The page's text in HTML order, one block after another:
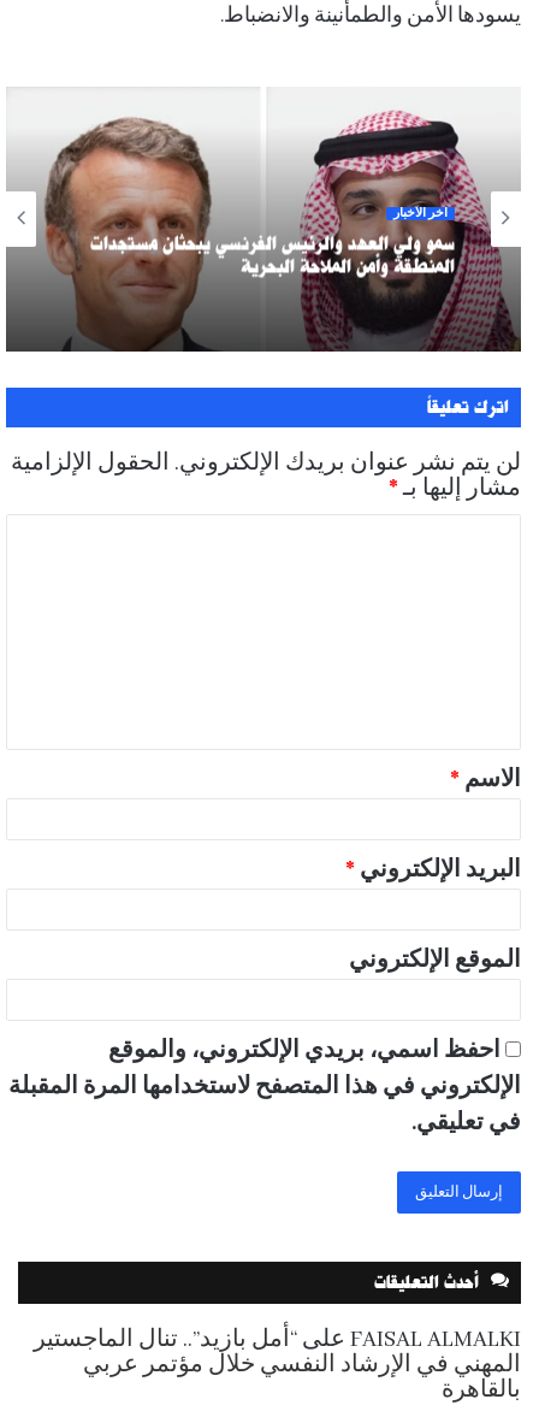
يسودها الأمن والطمأنينة والانضباط.
آخر الأخبار
سمو ولي العهد والرئيس الفرنسي يبحثان مستجدات
المنطقة وأمن الملاحة البحرية
اترك تعليقاً
لن يتم نشر عنوان بريدك الإلكتروني. الحقول الإلزامية
مشار إليها بـ*
ق
*
الاسم *
البريد الإلكتروني *
الموقع الإلكتروني
احفظ اسمي، بريدي الإلكتروني، والموقع
الإلكتروني في هذا المتصفح لاستخدامها المرة المقبلة
في تعليقي.
أحدث التعليقات
FAISAL ALMALKI على “أمل بازيد”.. تنال الماجستير
المهني في الإرشاد النفسي خلال مؤتمر عربي
بالقاهرة